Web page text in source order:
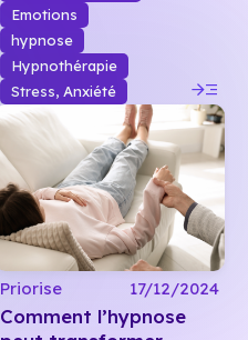
Emotions
hypnose
Hypnothérapie
Stress, Anxiété
read_more
Priorise 17/12/2024
Comment l’hypnose